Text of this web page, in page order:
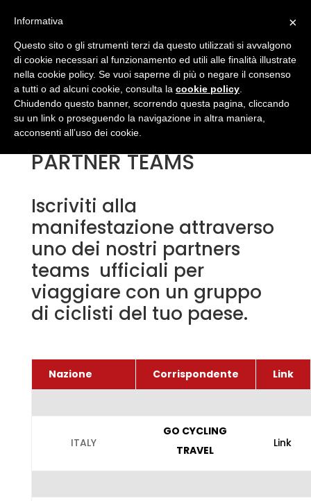
PARTNER TEAMS
Iscriviti alla
manifestazione attraverso
uno dei nostri partners
teams ufficiali per
viaggiare con un gruppo
di ciclisti del tuo paese.
Nazione Corrispondente Link
ITALY
GO CYCLING
TRAVEL
Link
×
Informativa
Questo sito o gli strumenti terzi da questo utilizzati si avvalgono
di cookie necessari al funzionamento ed utili alle finalità illustrate
nella cookie policy. Se vuoi saperne di più o negare il consenso
a tutti o ad alcuni cookie, consulta la cookie policy
Chiudendo questo banner, scorrendo questa pagina, cliccando
su un link o proseguendo la navigazione in altra maniera,
acconsenti all’uso dei cookie.